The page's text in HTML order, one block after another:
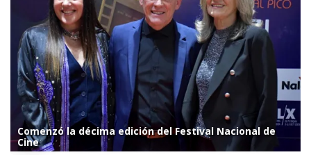
Comenzó la décima edición del Festival Nacional de
Cine